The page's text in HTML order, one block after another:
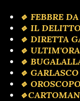
🔹 FEBBRE
🔹 IL
🔹️ DIRETTA
🔹
🔹️
🔹️
🔹️